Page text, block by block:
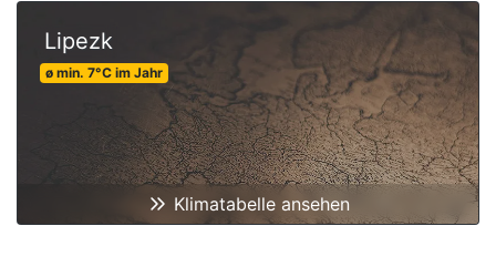
Lipezk
ø min. 7°C im Jahr
Klimatabelle ansehen